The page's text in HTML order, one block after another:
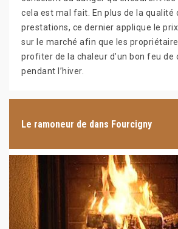
cela est mal fait. En plus de la qualité
prestations, ce dernier applique le
sur le marché afin que les
profiter de la chaleur d’un bon feu de
pendant l’hiver.
Le ramoneur de dans Fourcigny